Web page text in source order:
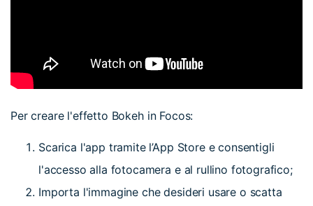
Per creare l'effetto Bokeh in Focos:
Scarica l'app tramite l’App Store e consentigli
l'accesso alla fotocamera e al rullino fotografico;
Importa l'immagine che desideri usare o scatta